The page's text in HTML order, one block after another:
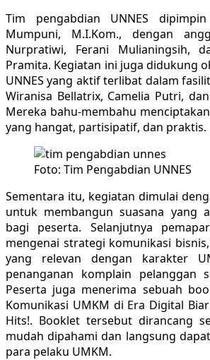
Tim pengabdian UNNES
Mumpuni, M.I.Kom., dengan
Nurpratiwi, Ferani Mulianingsih,
Pramita. Kegiatan ini juga didukung
UNNES yang aktif terlibat dalam
Wiranisa Bellatrix, Camelia Putri,
Mereka bahu-membahu
yang hangat, partisipatif, dan praktis.
Foto: Tim Pengabdian UNNES
Sementara itu, kegiatan dimulai
untuk membangun suasana yang
bagi peserta. Selanjutnya
mengenai strategi komunikasi
yang relevan dengan karakter
penanganan komplain pelanggan
Peserta juga menerima sebuah
Komunikasi UMKM di Era Digital
Hits!. Booklet tersebut dirancang
mudah dipahami dan langsung
para pelaku UMKM.